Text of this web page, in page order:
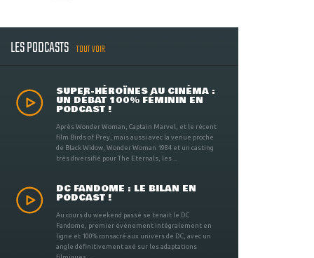
LES PODCASTS TOUT VOIR
SUPER-HÉROÏNES AU CINÉMA :
UN DÉBAT 100% FÉMININ EN
PODCAST !
Après Wonder Woman, Captain Marvel, et le récent
film Birds of Prey, mais aussi avec la venue proche
de Black Widow, Wonder Woman 1984 et un casting
très diversifié pour The Eternals, les ...
DC FANDOME : LE BILAN EN
PODCAST !
Au cours du weekend passé se tenait le DC
Fandome, premier évènement intégralement en
ligne et 100% consacré aux univers de DC, avec un
angle définitivement axé sur les adaptations